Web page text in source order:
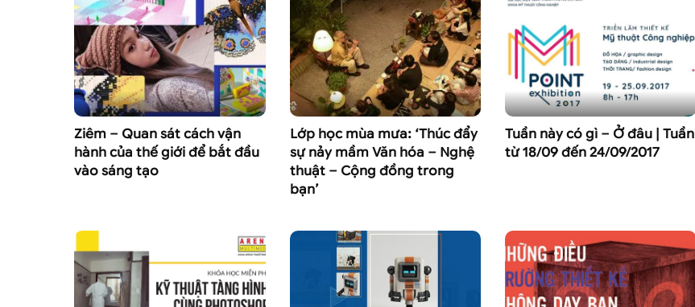
Ziêm – Quan sát cách vận
hành của thế giới để bắt đầu
vào sáng tạo
Lớp học mùa mưa: ‘Thúc đẩy
sự nảy mầm Văn hóa – Nghệ
thuật – Cộng đồng trong
bạn’
Tuần này có gì – Ở đâu | Tuần
từ 18/09 đến 24/09/2017